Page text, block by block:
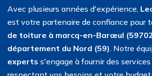
Avec plusieurs années d'expérience,
est votre partenaire de confiance pour
de toiture à marcq-en-Barœul
département du Nord (59). Notre
experts s'engage à fournir des